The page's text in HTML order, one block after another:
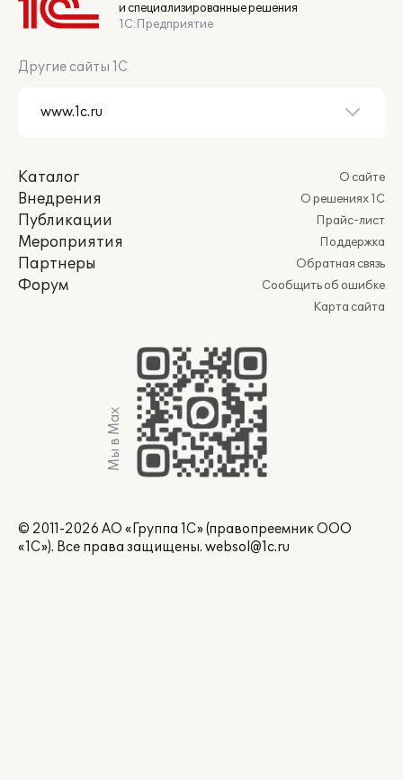
и специализированные решения
1С:Предприятие
Другие сайты 1С
Каталог
Внедрения
Публикации
Мероприятия
Партнеры
Форум
О сайте
О решениях 1С
Прайс-лист
Поддержка
Обратная связь
Сообщить об ошибке
Карта сайта
Мы в Max
© 2011-2026 АО «Группа 1С» (правопреемник ООО
«1С»). Все права защищены. websol@1c.ru